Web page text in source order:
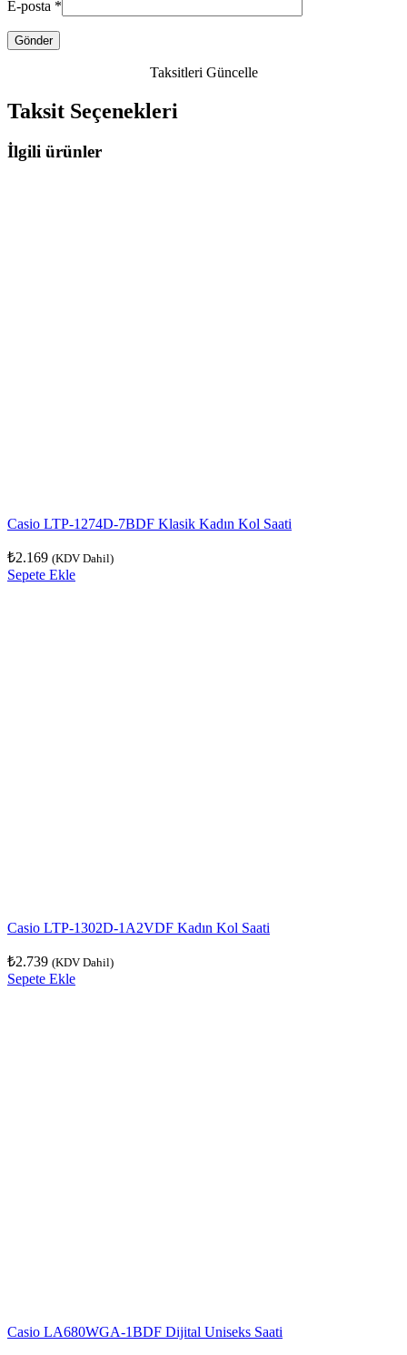
E-posta *
Taksitleri Güncelle
Taksit Seçenekleri
İlgili ürünler
Casio LTP-1274D-7BDF Klasik Kadın Kol Saati
₺2.169 (KDV Dahil)
Sepete Ekle
Casio LTP-1302D-1A2VDF Kadın Kol Saati
₺2.739 (KDV Dahil)
Sepete Ekle
Casio LA680WGA-1BDF Dijital Uniseks Saati